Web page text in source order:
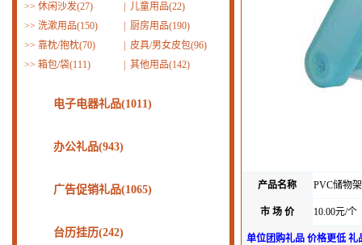
产品名称 PVC储物架
市 场 价 10.00元/个
单位团购礼品 价格更低 礼
>> 休闲沙发(27)
儿童用品(22)
>> 洗漱用品(150)
厨房用品(190)
>> 靠枕/抱枕(70)
皮具/男女皮包(96)
>> 箱包/袋(111) 其他用品(142)
电子电器礼品(1011)
办公礼品(943)
广告促销礼品(1065)
台历挂历(242)